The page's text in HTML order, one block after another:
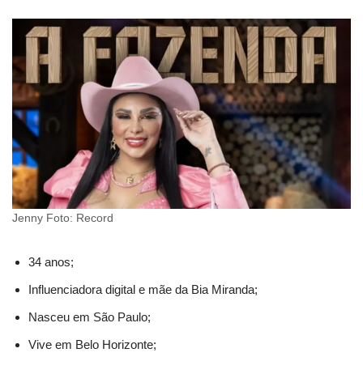
Jenny Foto: Record
34 anos;
Influenciadora digital e mãe da Bia Miranda;
Nasceu em São Paulo;
Vive em Belo Horizonte;